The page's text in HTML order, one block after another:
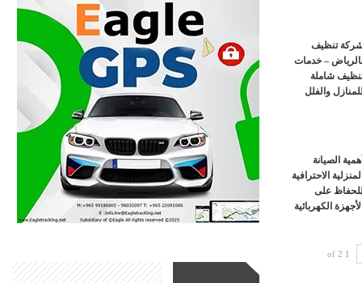
تنظيف
– خدمات
شاملة
للمنازل والفلل
أهمية الصيانة
المنزلية الاحترافية
للحفاظ على
الأجهزة الكهربائية
1 of 2